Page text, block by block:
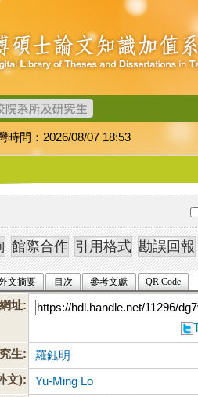
時間：2026/08/07 18:53
文摘要 目次 參考文獻 QR Code
址:
生:
羅鈺明
文):
Yu-Ming Lo